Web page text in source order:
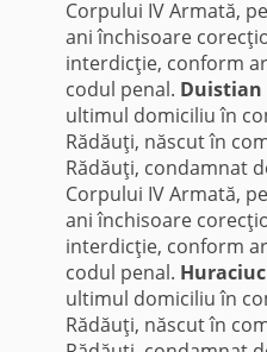
Corpului IV Armată,
ani închisoare
interdicţie, conform
codul penal. Duistian
ultimul domiciliu în
Rădăuţi, născut în
Rădăuţi, condamnat
Corpului IV Armată,
ani închisoare
interdicţie, conform
codul penal.
ultimul domiciliu în
Rădăuţi, născut în